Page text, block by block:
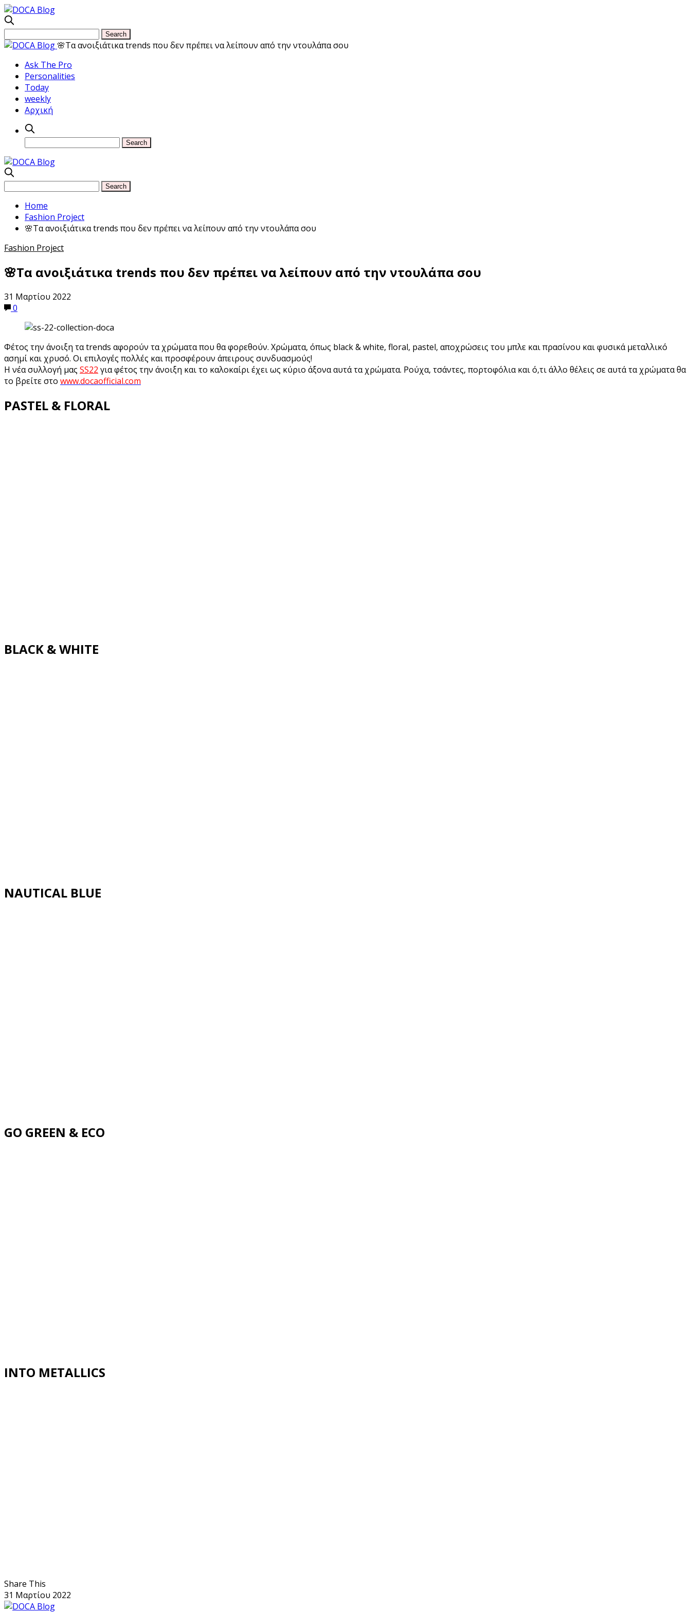
🌸Τα ανοιξιάτικα trends που δεν πρέπει να λείπουν από την ντουλάπα σου
Ask The Pro
Personalities
Today
weekly
Αρχική
Home
Fashion Project
🌸Τα ανοιξιάτικα trends που δεν πρέπει να λείπουν από την ντουλάπα σου
Fashion Project
🌸Τα ανοιξιάτικα trends που δεν πρέπει να λείπουν από την ντουλάπα σου
31 Μαρτίου 2022
0
Φέτος την άνοιξη τα trends αφορούν τα χρώματα που θα φορεθούν. Χρώματα, όπως black & white, floral, pastel, αποχρώσεις του μπλε και πρασίνου και φυσικά μεταλλικό
ασημί και χρυσό. Οι επιλογές πολλές και προσφέρουν άπειρους συνδυασμούς!
Η νέα συλλογή μας SS22 για φέτος την άνοιξη και το καλοκαίρι έχει ως κύριο άξονα αυτά τα χρώματα. Ρούχα, τσάντες, πορτοφόλια και ό,τι άλλο θέλεις σε αυτά τα χρώματα θα
το βρείτε στο www.docaofficial.com
PASTEL & FLORAL
BLACK & WHITE
NAUTICAL BLUE
GO GREEN & ECO
INTO METALLICS
Share This
31 Μαρτίου 2022